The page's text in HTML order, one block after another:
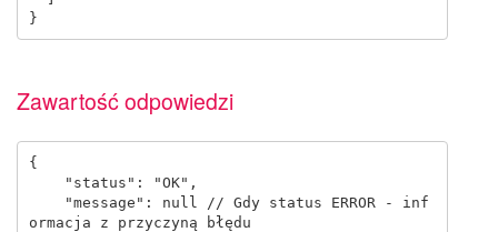
Zawartość odpowiedzi
{
ormacja z przyczyną błędu